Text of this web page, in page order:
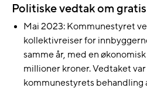
Politiske vedtak om
Mai 2023: Kommunestyret
kollektivreiser for
samme år, med en
millioner kroner. Vedtaket var
kommunestyrets behandling